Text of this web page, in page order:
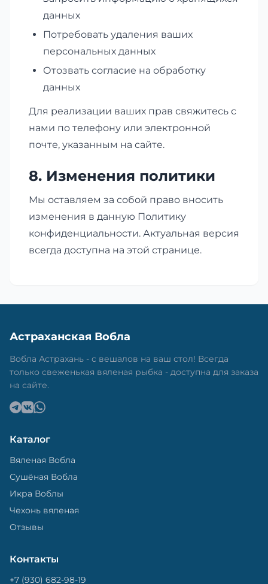
данных
Потребовать удаления ваших
персональных данных
Отозвать согласие на обработку
данных
Для реализации ваших прав свяжитесь с
нами по телефону или электронной
почте, указанным на сайте.
8. Изменения политики
Мы оставляем за собой право вносить
изменения в данную Политику
конфиденциальности. Актуальная версия
всегда доступна на этой странице.
Астраханская Вобла
Вобла Астрахань - с вешалов на ваш стол! Всегда
только свеженькая вяленая рыбка - доступна для заказа
на сайте.
Каталог
Вяленая Вобла
Сушёная Вобла
Икра Воблы
Чехонь вяленая
Отзывы
Контакты
+7 (930) 682-98-19